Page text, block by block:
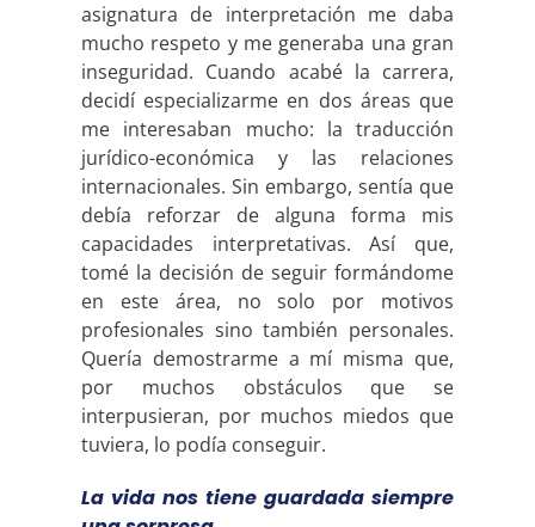
asignatura de interpretación me daba
mucho respeto y me generaba una gran
inseguridad. Cuando acabé la carrera,
decidí especializarme en dos áreas que
me interesaban mucho: la traducción
jurídico-económica y las relaciones
internacionales. Sin embargo, sentía que
debía reforzar de alguna forma mis
capacidades interpretativas. Así que,
tomé la decisión de seguir formándome
en este área, no solo por motivos
profesionales sino también personales.
Quería demostrarme a mí misma que,
por muchos obstáculos que se
interpusieran, por muchos miedos que
tuviera, lo podía conseguir.
La vida nos tiene guardada siempre